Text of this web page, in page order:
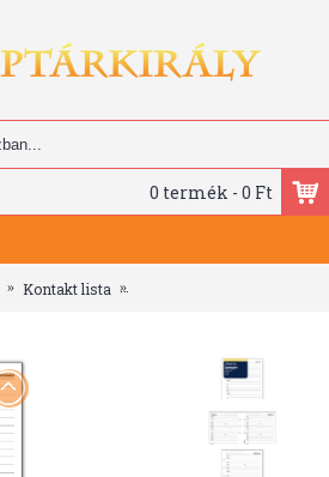
0 termék - 0 Ft
Kontakt lista